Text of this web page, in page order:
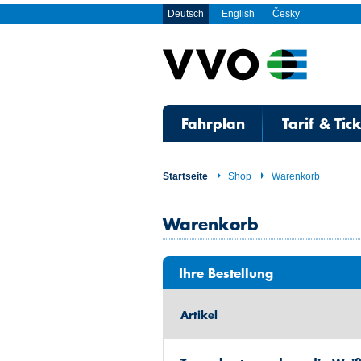
Deutsch English Česky
Fahrplan Tarif &
Startseite Shop Warenkorb
Warenkorb
Ihre Bestellung
Artikel